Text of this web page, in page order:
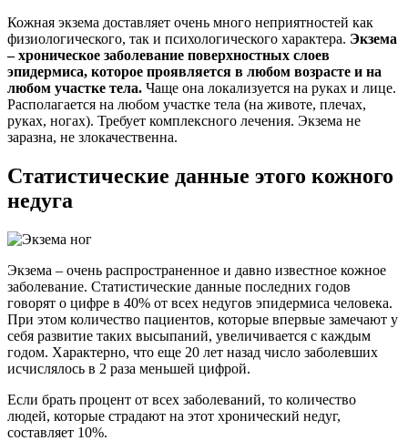
Кожная экзема доставляет очень много неприятностей как
физиологического, так и психологического характера. Экзема
– хроническое заболевание поверхностных слоев
эпидермиса, которое проявляется в любом возрасте и на
любом участке тела. Чаще она локализуется на руках и лице.
Располагается на любом участке тела (на животе, плечах,
руках, ногах). Требует комплексного лечения. Экзема не
заразна, не злокачественна.
Статистические данные этого кожного
недуга
Экзема – очень распространенное и давно известное кожное
заболевание. Статистические данные последних годов
говорят о цифре в 40% от всех недугов эпидермиса человека.
При этом количество пациентов, которые впервые замечают у
себя развитие таких высыпаний, увеличивается с каждым
годом. Характерно, что еще 20 лет назад число заболевших
исчислялось в 2 раза меньшей цифрой.
Если брать процент от всех заболеваний, то количество
людей, которые страдают на этот хронический недуг,
составляет 10%.